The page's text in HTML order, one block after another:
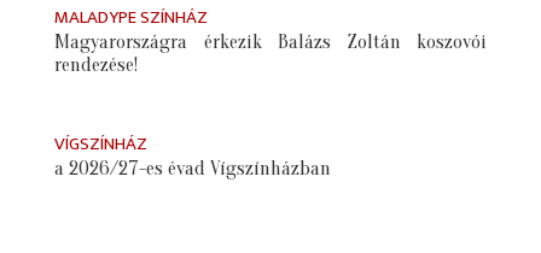
MALADYPE SZÍNHÁZ
Magyarországra érkezik Balázs Zoltán koszovói
rendezése!
VÍGSZÍNHÁZ
a 2026/27-es évad Vígszínházban